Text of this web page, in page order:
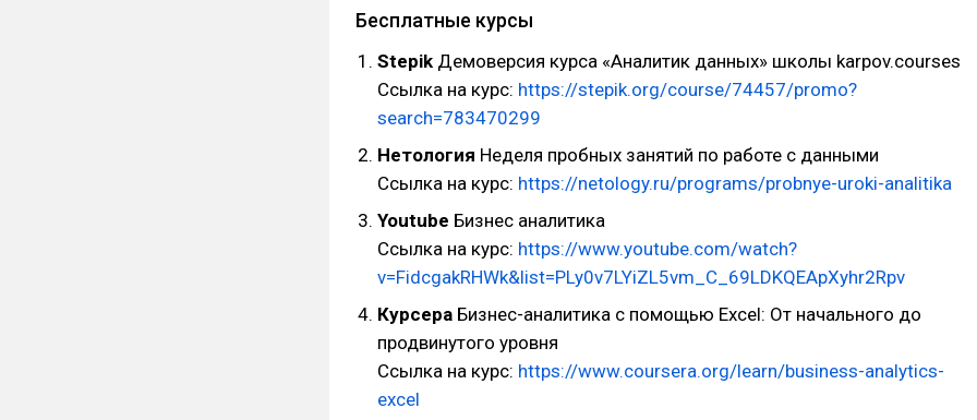
Бесплатные курсы
Stepik Демоверсия курса «Аналитик данных» школы karpov.courses
Ссылка на курс: https://stepik.org/course/74457/promo?
search=783470299
Нетология Неделя пробных занятий по работе с данными
Ссылка на курс: https://netology.ru/programs/probnye-uroki-analitika
Youtube Бизнес аналитика
Ссылка на курс: https://www.youtube.com/watch?
v=FidcgakRHWk&list=PLy0v7LYiZL5vm_C_69LDKQEApXyhr2Rpv
Курсера Бизнес-аналитика с помощью Excel: От начального до
продвинутого уровня
Ссылка на курс: https://www.coursera.org/learn/business-analytics-
excel